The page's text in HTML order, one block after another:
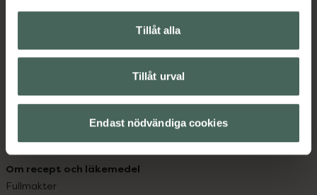
Tillåt alla
Tillåt urval
Endast nödvändiga cookies
Handla tryggt
Leverans, betalning och retur
Kundklubb
Sajtens tillgänglighet
Köpvillkor
Om recept och läkemedel
Fullmakter